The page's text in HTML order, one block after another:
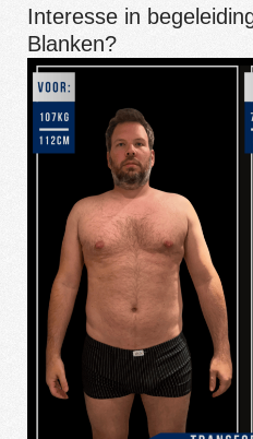
Interesse in
Blanken?